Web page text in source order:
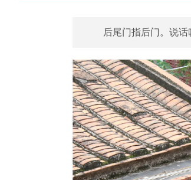
后尾门指后门。说话